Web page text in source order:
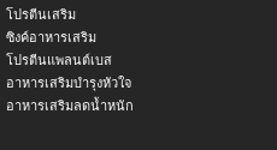
โปรตีนเสริม
ซิงค์อาหารเสริม
โปรตีนแพลนต์เบส
อาหารเสริมบำรุงหัวใจ
อาหารเสริมลดน้ำหนัก